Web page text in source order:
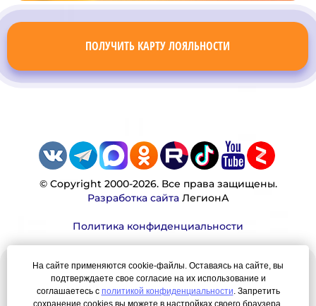
ПОЛУЧИТЬ КАРТУ ЛОЯЛЬНОСТИ
© Copyright 2000-2026. Все права защищены.
Разработка сайтаЛегионА
Политика конфиденциальности
Наша миссия:
На сайте применяются cookie-файлы. Оставаясь на сайте, вы
подтверждаете свое согласие на их использование и
соглашаетесь с политикой конфиденциальности. Запретить
сохранение cookies вы можете в настройках своего браузера.